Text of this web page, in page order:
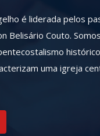
é liderada pelos
Belisário Couto.
uma igreja